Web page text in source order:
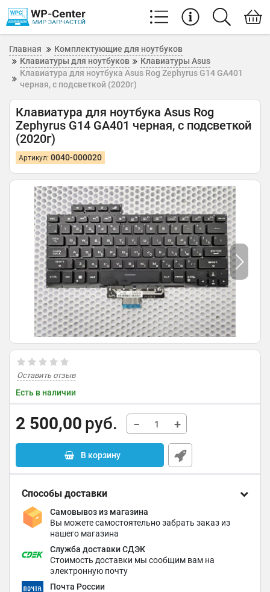
Главная
Комплектующие для ноутбуков
Клавиатуры для ноутбуков
Клавиатуры Asus
Клавиатура для ноутбука Asus Rog Zephyrus G14 GA401
черная, с подсветкой (2020г)
Клавиатура для ноутбука Asus Rog
Zephyrus G14 GA401 черная, с подсветкой
(2020г)
Артикул: 0040-000020
Оставить отзыв
Есть в наличии
2 500,00 руб. − +
В корзину
Способы доставки
Самовывоз из магазина
Вы можете самостоятельно забрать заказ из
нашего магазина
Служба доставки СДЭК
Стоимость доставки мы сообщим вам на
электронную почту
Почта России